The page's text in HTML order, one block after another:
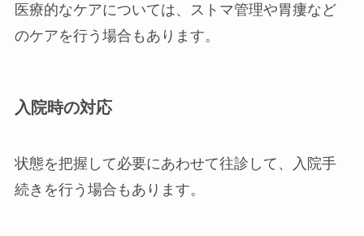
医療的なケアについては、ストマ管理や胃瘻など
のケアを行う場合もあります。
入院時の対応
状態を把握して必要にあわせて往診して、入院手
続きを行う場合もあります。